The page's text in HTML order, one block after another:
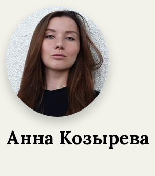
Анна Козырева